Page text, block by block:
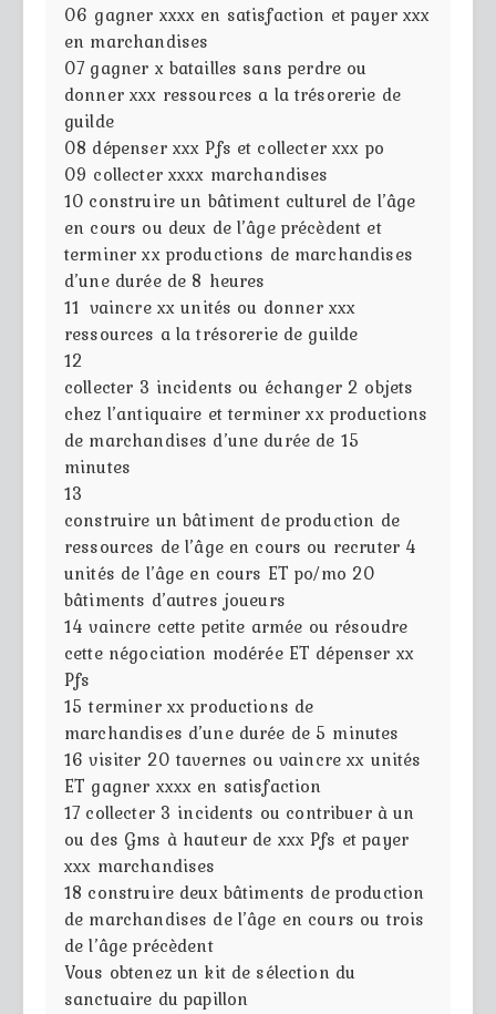
06 gagner xxxx en satisfaction et payer xxx
en marchandises
07 gagner x batailles sans perdre ou
donner xxx ressources a la trésorerie de
guilde
08 dépenser xxx Pfs et collecter xxx po
09 collecter xxxx marchandises
10 construire un bâtiment culturel de l’âge
en cours ou deux de l’âge précèdent et
terminer xx productions de marchandises
d’une durée de 8 heures
11 vaincre xx unités ou donner xxx
ressources a la trésorerie de guilde
12
collecter 3 incidents ou échanger 2 objets
chez l’antiquaire et terminer xx productions
de marchandises d’une durée de 15
minutes
13
construire un bâtiment de production de
ressources de l’âge en cours ou recruter 4
unités de l’âge en cours ET po/mo 20
bâtiments d’autres joueurs
14vaincre cette petite armée ou résoudre
cette négociation modérée ET dépenser xx
Pfs
15terminer xx productions de
marchandises d’une durée de 5 minutes
16 visiter 20 tavernes ou vaincre xx unités
ET gagner xxxx en satisfaction
17 collecter 3 incidents ou contribuer à un
ou des Gms à hauteur de xxx Pfs et payer
xxx marchandises
18 construire deux bâtiments de production
de marchandises de l’âge en cours ou trois
de l’âge précèdent
Vous obtenez un kit de sélection du
sanctuaire du papillon